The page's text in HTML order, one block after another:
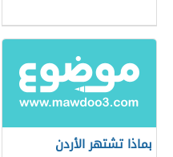
بماذا تشتهر الأردن